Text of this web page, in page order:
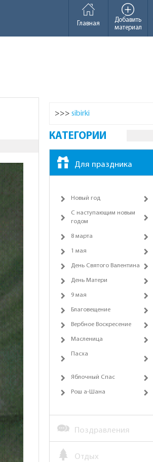
Добавить
материал
Главная
>>> sibirki
КАТЕГОРИИ
Для праздника
Новый год
С наступающим новым
годом
8 марта
1 мая
День Святого Валентина
День Матери
9 мая
Благовещение
Вербное Воскресение
Масленица
Пасха
Яблочный Спас
Рош а-Шана
Поздравления
Отдых